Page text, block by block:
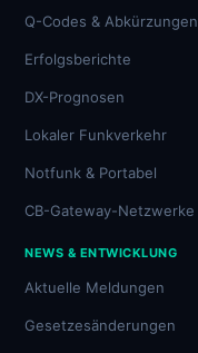
Q-Codes & Abkürzungen
Erfolgsberichte
DX-Prognosen
Lokaler Funkverkehr
Notfunk & Portabel
CB-Gateway-Netzwerke
NEWS & ENTWICKLUNG
Aktuelle Meldungen
Gesetzesänderungen